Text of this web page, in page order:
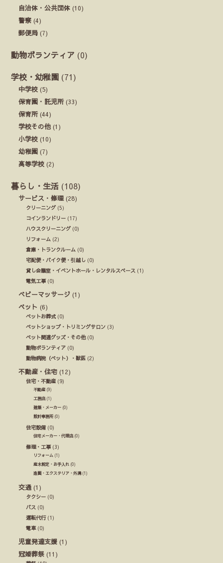
自治体・公共団体 (10)
警察 (4)
郵便局 (7)
動物ボランティア (0)
学校・幼稚園 (71)
中学校 (5)
保育園・託児所(33)
保育所(44)
学校その他 (1)
小学校 (10)
幼稚園 (7)
高等学校 (2)
暮らし・生活 (108)
サービス・修理 (28)
クリーニング(5)
コインランドリー (17)
ハウスクリーニング(0)
リフォーム (2)
倉庫・トランクルーム (0)
宅配便・バイク便・引越し (0)
貸し会議室・イベントホール・レンタルスペース (1)
電気工事(0)
ベビーマッサージ (1)
ペット (6)
ペットお葬式(0)
ペットショップ・トリミングサロン (3)
ペット関連グッズ・その他(0)
動物ボランティア (0)
動物病院（ペット）・獣医 (2)
不動産・住宅 (12)
住宅・不動産 (9)
不動産 (9)
工務店 (1)
建築・メーカー (0)
設計事務所(0)
住宅設備(0)
住宅メーカー・代理店 (0)
修理・工事(3)
リフォーム (1)
庭木剪定・お手入れ (0)
造園・エクステリア・外溝(1)
交通 (1)
タクシー (0)
バス (0)
運転代行(1)
電車(0)
児童発達支援 (1)
冠婚葬祭 (11)